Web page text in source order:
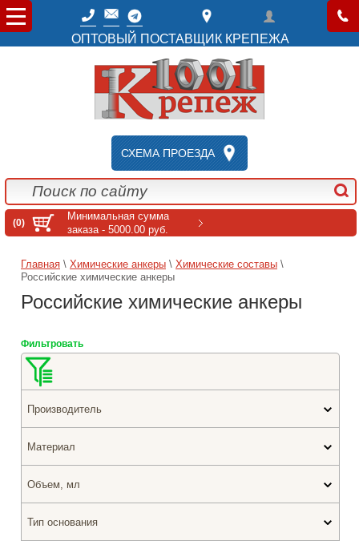
ОПТОВЫЙ ПОСТАВЩИК КРЕПЕЖА
СХЕМА ПРОЕЗДА
(0)
Минимальная сумма
заказа - 5000.00 руб.
Главная \ Химические анкеры \ Химические составы \
Российские химические анкеры
Российские химические анкеры
Фильтровать
Производитель
Материал
Объем, мл
Тип основания